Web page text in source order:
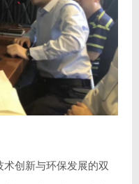
创新与环保发展的双